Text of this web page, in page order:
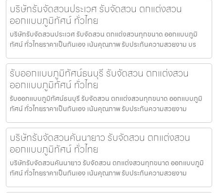
บริษัทรับจัดสวนประเวศ รับจัดสวน ตกแต่งสวน
ออกแบบภูมิทัศน์ ทั่วไทย
บริษัทรับจัดสวนประเวศ รับจัดสวน ตกแต่งสวนทุกขนาด ออกแบบภูมิ
ทัศน์ ทั่วไทยราคาเป็นกันเอง เน้นคุณภาพ รับประกันความสวยงาม บร
รับออกแบบภูมิทัศน์ธนบุรี รับจัดสวน ตกแต่งสวน
ออกแบบภูมิทัศน์ ทั่วไทย
รับออกแบบภูมิทัศน์ธนบุรี รับจัดสวน ตกแต่งสวนทุกขนาด ออกแบบภูมิ
ทัศน์ ทั่วไทยราคาเป็นกันเอง เน้นคุณภาพ รับประกันความสวยงาม
บริษัทรับจัดสวนคันนายาว รับจัดสวน ตกแต่งสวน
ออกแบบภูมิทัศน์ ทั่วไทย
บริษัทรับจัดสวนคันนายาว รับจัดสวน ตกแต่งสวนทุกขนาด ออกแบบภูมิ
ทัศน์ ทั่วไทยราคาเป็นกันเอง เน้นคุณภาพ รับประกันความสวยงาม